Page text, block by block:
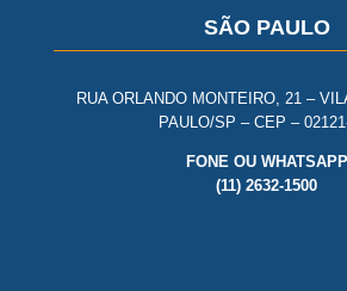
SÃO PAULO
RUA ORLANDO MONTEIRO, 21 –
PAULO/SP – CEP –
FONE OU WHATSAPP
(11) 2632-1500